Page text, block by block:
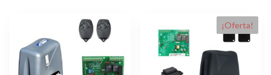
¡Oferta!